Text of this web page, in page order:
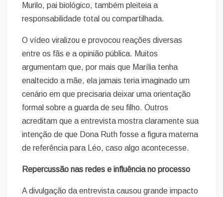
Murilo, pai biológico, também pleiteia a
responsabilidade total ou compartilhada.
O vídeo viralizou e provocou reações diversas
entre os fãs e a opinião pública. Muitos
argumentam que, por mais que Marília tenha
enaltecido a mãe, ela jamais teria imaginado um
cenário em que precisaria deixar uma orientação
formal sobre a guarda de seu filho. Outros
acreditam que a entrevista mostra claramente sua
intenção de que Dona Ruth fosse a figura materna
de referência para Léo, caso algo acontecesse.
Repercussão nas redes e influência no processo
A divulgação da entrevista causou grande impacto